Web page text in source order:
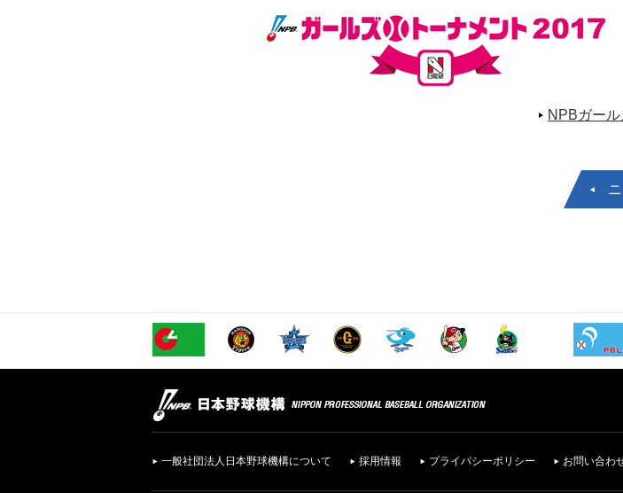
NPBガー
一般社団法人日本野球機構について 採用情報 プライバシーポリシー お問い合わ